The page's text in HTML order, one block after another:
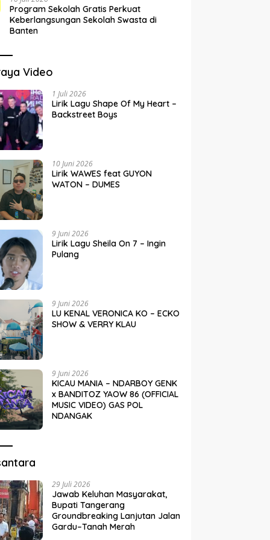
Program Sekolah Gratis Perkuat
Keberlangsungan Sekolah Swasta di
Banten
Video
1 Juli 2026
Lirik Lagu Shape Of My Heart –
Backstreet Boys
10 Juni 2026
Lirik WAWES feat GUYON
WATON – DUMES
9 Juni 2026
Lirik Lagu Sheila On 7 – Ingin
Pulang
9 Juni 2026
LU KENAL VERONICA KO – ECKO
SHOW & VERRY KLAU
9 Juni 2026
KICAU MANIA – NDARBOY GENK
x BANDITOZ YAOW 86 (OFFICIAL
MUSIC VIDEO) GAS POL
NDANGAK
29 Juli 2026
Jawab Keluhan Masyarakat,
Bupati Tangerang
Groundbreaking Lanjutan Jalan
Gardu–Tanah Merah